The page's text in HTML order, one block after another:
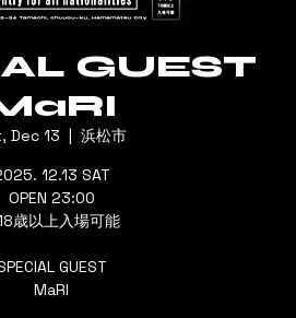
GUEST
Dec 13
  |
浜松市
12.13 SAT
OPEN 23:00
歳以上入場可能
GUEST
MaRI